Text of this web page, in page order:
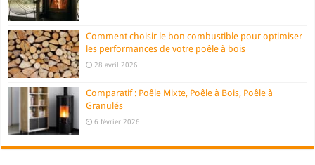
Comment choisir le bon combustible pour optimiser
les performances de votre poêle à bois
28 avril 2026
Comparatif : Poêle Mixte, Poêle à Bois, Poêle à
Granulés
6 février 2026